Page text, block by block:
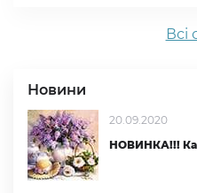
Всi
Новини
20.09.2020
НОВИНКА!!!